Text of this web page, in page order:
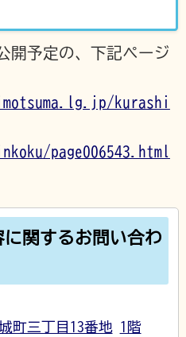
開予定の、下記ページ
kurashi
page006543.html
関するお問い合わ
町三丁目13番地 1階